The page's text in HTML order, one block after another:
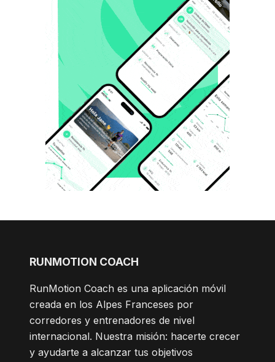
RUNMOTION COACH
RunMotion Coach es una aplicación móvil
creada en los Alpes Franceses por
corredores y entrenadores de nivel
internacional. Nuestra misión: hacerte crecer
y ayudarte a alcanzar tus objetivos